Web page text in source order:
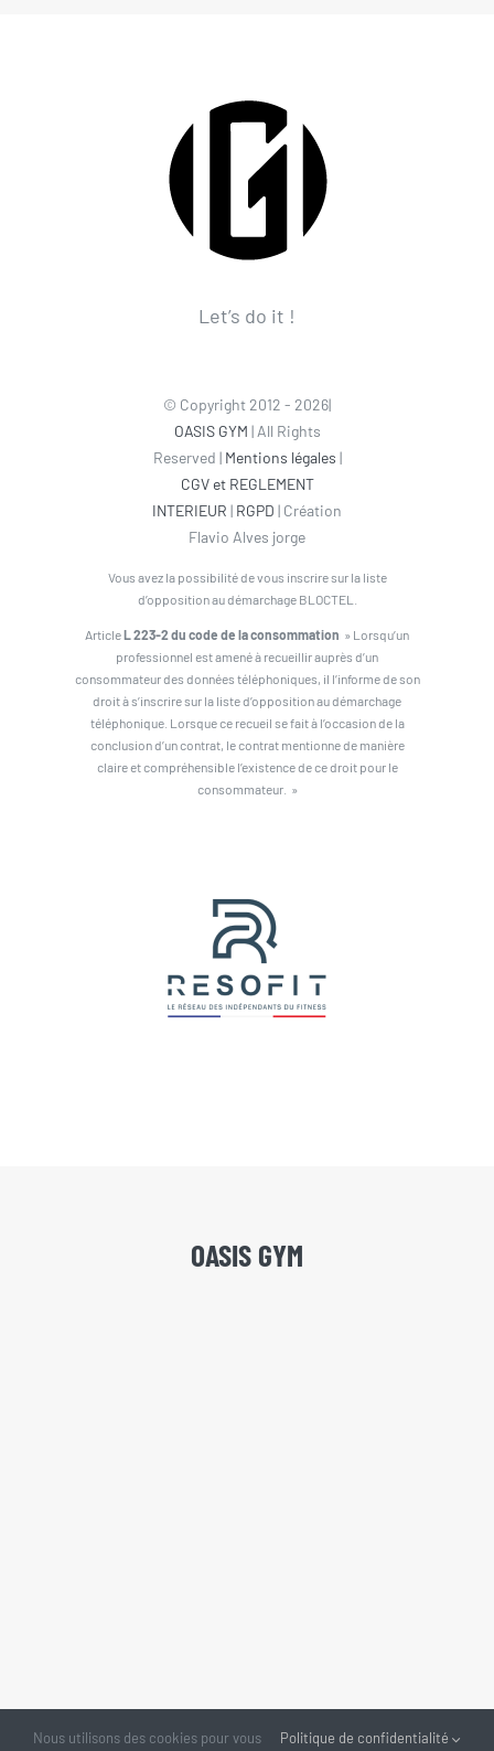
Let’s do it !
© Copyright 2012 - 2026|
OASIS GYM | All Rights
Reserved | Mentions légales |
CGV et REGLEMENT
INTERIEUR | RGPD | Création
Flavio Alves jorge
Vous avez la possibilité de vous inscrire sur la liste
d’opposition au démarchage BLOCTEL.
ArticleL 223-2 du code de la consommation » Lorsqu’un
professionnel est amené à recueillir auprès d’un
consommateur des données téléphoniques, il l’informe de son
droit à s’inscrire sur la liste d’opposition au démarchage
téléphonique. Lorsque ce recueil se fait à l’occasion de la
conclusion d’un contrat, le contrat mentionne de manière
claire et compréhensible l’existence de ce droit pour le
consommateur. »
OASIS GYM
Nous utilisons des cookies pour vous Politique de confidentialité